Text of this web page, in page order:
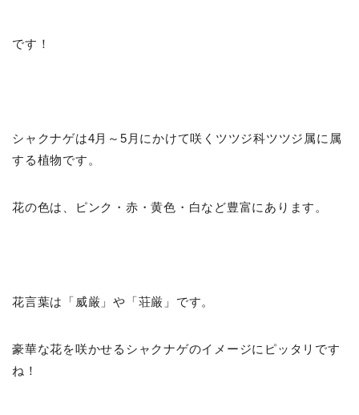
です！
シャクナゲは4月～5月にかけて咲くツツジ科ツツジ属に属
する植物です。
花の色は、ピンク・赤・黄色・白など豊富にあります。
花言葉は「威厳」や「荘厳」です。
豪華な花を咲かせるシャクナゲのイメージにピッタリです
ね！